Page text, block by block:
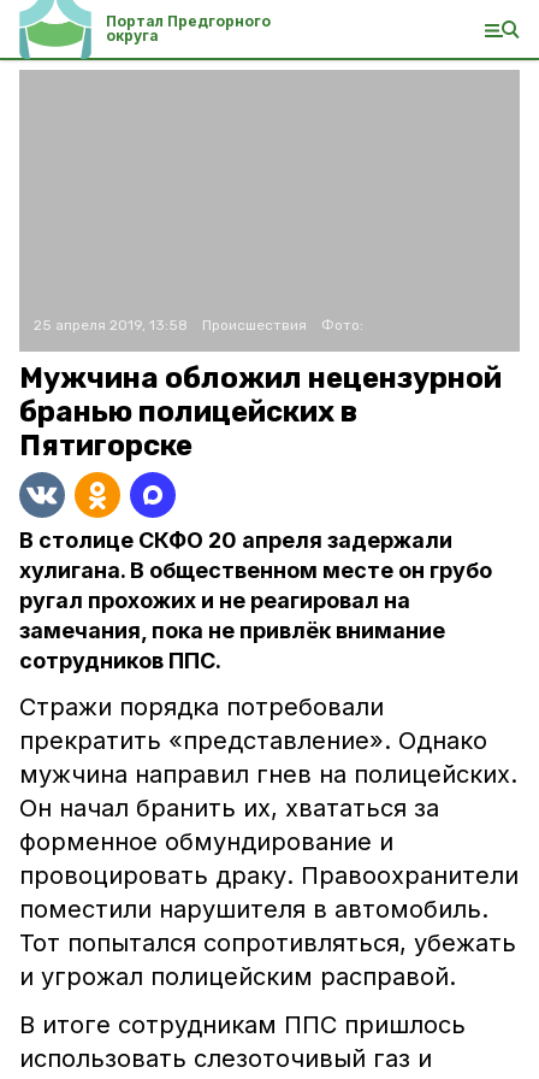
Портал Предгорного
округа
25 апреля 2019, 13:58 Происшествия Фото:
Мужчина обложил нецензурной
бранью полицейских в
Пятигорске
В столице СКФО 20 апреля задержали
хулигана. В общественном месте он грубо
ругал прохожих и не реагировал на
замечания, пока не привлёк внимание
сотрудников ППС.
Стражи порядка потребовали
прекратить «представление». Однако
мужчина направил гнев на полицейских.
Он начал бранить их, хвататься за
форменное обмундирование и
провоцировать драку. Правоохранители
поместили нарушителя в автомобиль.
Тот попытался сопротивляться, убежать
и угрожал полицейским расправой.
В итоге сотрудникам ППС пришлось
использовать слезоточивый газ и